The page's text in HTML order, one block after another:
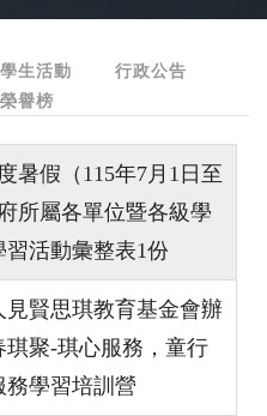
學生活動
行政公告
榮譽榜
暑假（115年7月1日至
所屬各單位暨各級學
活動彙整表1份
見賢思琪教育基金會辦
琪聚-琪心服務，童行
學習培訓營